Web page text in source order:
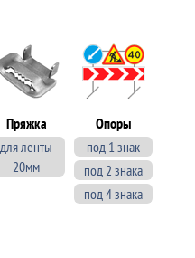
Пряжка
для ленты
20мм
Опоры
под 1 знак
под 2 знака
под 4 знака